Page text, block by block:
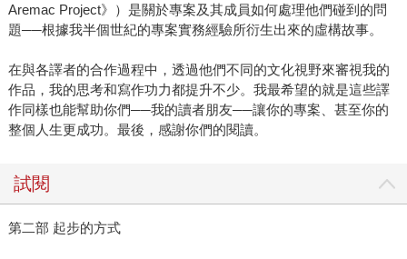
Aremac Project》）是關於專案及其成員如何處理他們碰到的問
題──根據我半個世紀的專案實務經驗所衍生出來的虛構故事。
在與各譯者的合作過程中，透過他們不同的文化視野來審視我的
作品，我的思考和寫作功力都提升不少。我最希望的就是這些譯
作同樣也能幫助你們──我的讀者朋友──讓你的專案、甚至你的
整個人生更成功。最後，感謝你們的閱讀。
試閱
第二部 起步的方式